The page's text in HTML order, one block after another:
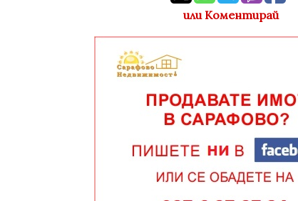
или Коментирай